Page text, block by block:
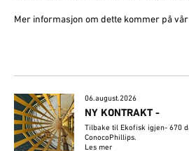
Mer informasjon om dette kommer på
06.august.2026
NY KONTRAKT -
Tilbake til Ekofisk igjen- 670
ConocoPhillips.
Les mer